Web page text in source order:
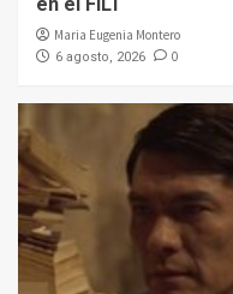
en el FILT
Maria Eugenia Montero
6 agosto, 2026 0